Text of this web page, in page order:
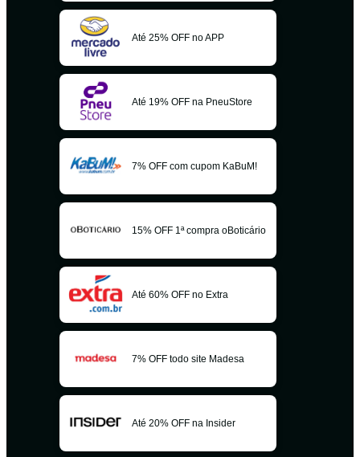
Até 25% OFF no APP
Até 19% OFF na PneuStore
7% OFF com cupom KaBuM!
15% OFF 1ª compra oBoticário
Até 60% OFF no Extra
7% OFF todo site Madesa
Até 20% OFF na Insider